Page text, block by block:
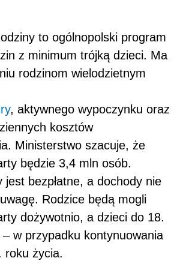
to ogólnopolski program
z minimum trójką dzieci. Ma
rodzinom wielodzietnym
, aktywnego wypoczynku oraz
kosztów
Ministerstwo szacuje, że
będzie 3,4 mln osób.
jest bezpłatne, a dochody nie
Rodzice będą mogli
dożywotnio, a dzieci do 18.
w przypadku kontynuowania
roku życia.